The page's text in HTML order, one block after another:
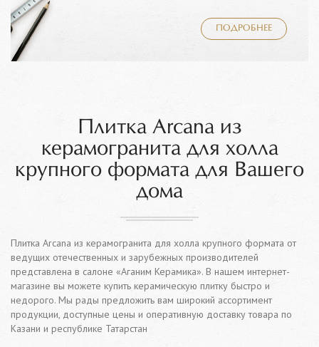
ПОДРОБНЕЕ
Плитка Arcana из
керамогранита для холла
крупного формата для Вашего
дома
Плитка Arcana из керамогранита для холла крупного формата от
ведущих отечественных и зарубежных производителей
представлена в салоне «Аганим Керамика». В нашем интернет-
магазине вы можете купить керамическую плитку быстро и
недорого. Мы рады предложить вам широкий ассортимент
продукции, доступные цены и оперативную доставку товара по
Казани и республике Татарстан